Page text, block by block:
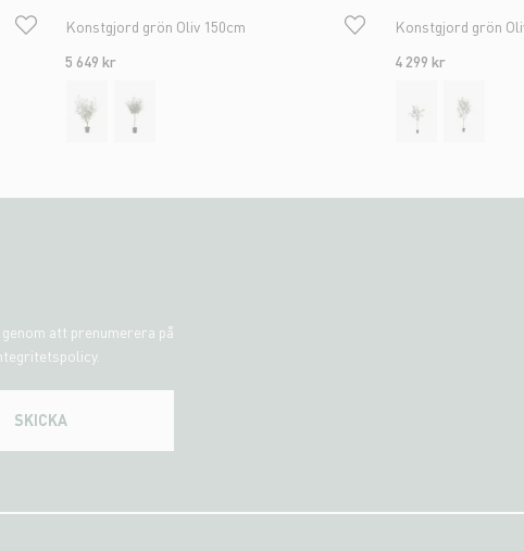
Konstgjord grön Oliv 150cm
5 649 kr
Konstgjord grön
4 299 kr
att prenumerera på
SKICKA